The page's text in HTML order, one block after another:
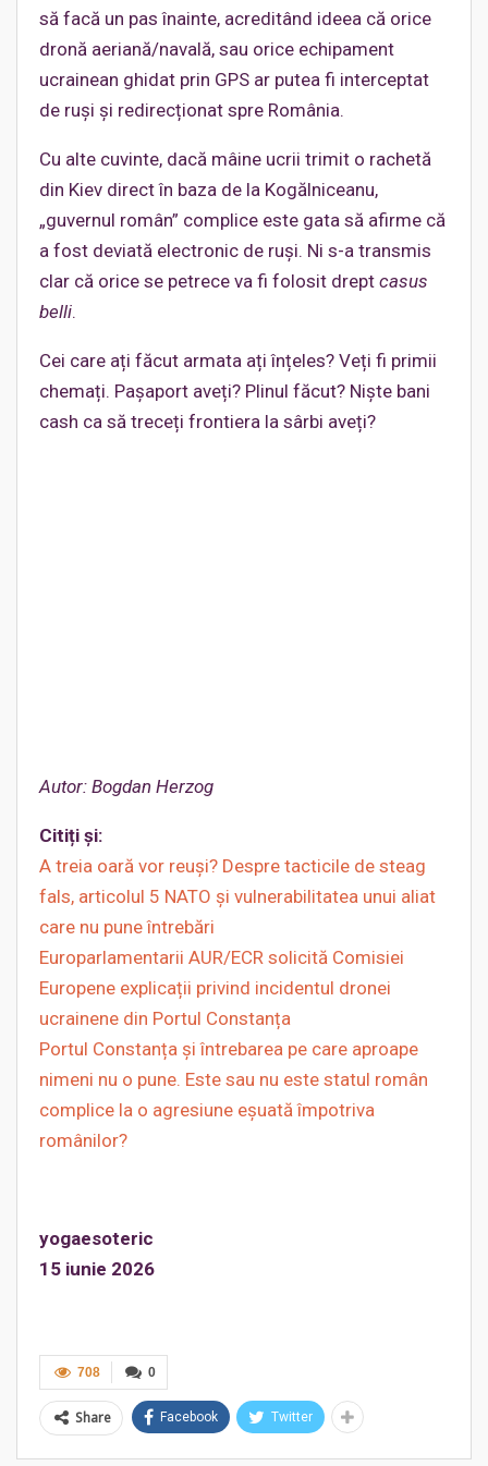
să facă un pas înainte, acreditând ideea că orice
dronă aeriană/navală, sau orice echipament
ucrainean ghidat prin GPS ar putea fi interceptat
de ruși și redirecționat spre România.
Cu alte cuvinte, dacă mâine ucrii trimit o rachetă
din Kiev direct în baza de la Kogălniceanu,
„guvernul român” complice este gata să afirme că
a fost deviată electronic de ruși. Ni s-a transmis
clar că orice se petrece va fi folosit drept casus
belli.
Cei care ați făcut armata ați înțeles? Veți fi primii
chemați. Pașaport aveți? Plinul făcut? Niște bani
cash ca să treceți frontiera la sârbi aveți?
Autor: Bogdan Herzog
Citiți și:
A treia oară vor reuși? Despre tacticile de steag
fals, articolul 5 NATO și vulnerabilitatea unui aliat
care nu pune întrebări
Europarlamentarii AUR/ECR solicită Comisiei
Europene explicații privind incidentul dronei
ucrainene din Portul Constanța
Portul Constanța și întrebarea pe care aproape
nimeni nu o pune. Este sau nu este statul român
complice la o agresiune eșuată împotriva
românilor?
yogaesoteric
15 iunie 2026
0
708
Share Facebook Twitter